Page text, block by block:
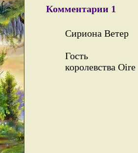
Комментарии 1
Сириона Ветер
Гость
королевства Oire